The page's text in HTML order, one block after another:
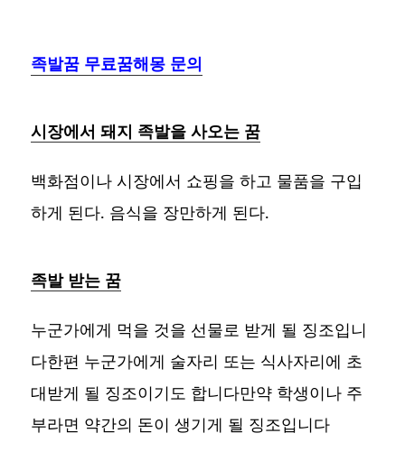
족발꿈 무료꿈해몽 문의
시장에서 돼지 족발을 사오는 꿈
백화점이나 시장에서 쇼핑을 하고 물품을 구입
하게 된다. 음식을 장만하게 된다.
족발 받는 꿈
누군가에게 먹을 것을 선물로 받게 될 징조입니
다한편 누군가에게 술자리 또는 식사자리에 초
대받게 될 징조이기도 합니다만약 학생이나 주
부라면 약간의 돈이 생기게 될 징조입니다